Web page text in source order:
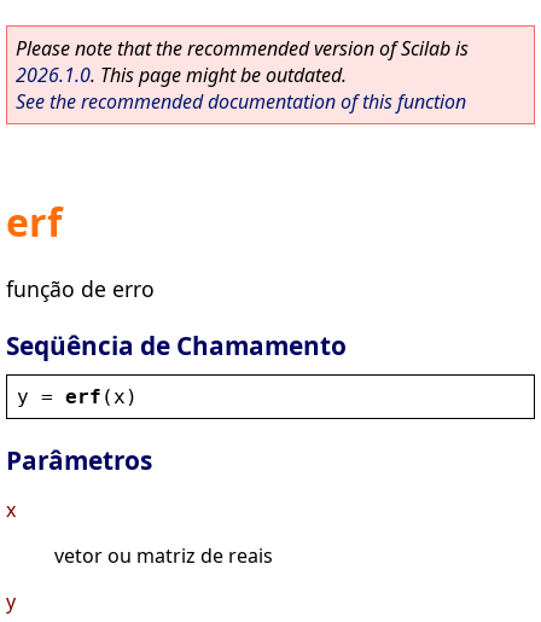
Please note that the recommended version of Scilab is
2026.1.0. This page might be outdated.
See the recommended documentation of this function
erf
função de erro
Seqüência de Chamamento
y = erf ( x )
Parâmetros
x
vetor ou matriz de reais
y